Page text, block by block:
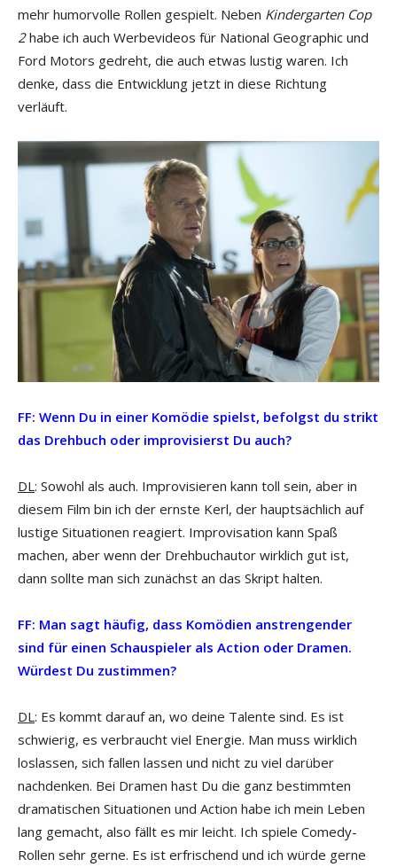
mehr humorvolle Rollen gespielt. Neben Kindergarten Cop
2habe ich auch Werbevideos für National Geographic und
Ford Motors gedreht, die auch etwas lustig waren. Ich
denke, dass die Entwicklung jetzt in diese Richtung
verläuft.
FF: Wenn Du in einer Komödie spielst, befolgst du strikt
das Drehbuch oder improvisierst Du auch?
DL : Sowohl als auch. Improvisieren kann toll sein, aber in
diesem Film bin ich der ernste Kerl, der hauptsächlich auf
lustige Situationen reagiert. Improvisation kann Spaß
machen, aber wenn der Drehbuchautor wirklich gut ist,
dann sollte man sich zunächst an das Skript halten.
FF: Man sagt häufig, dass Komödien anstrengender
sind für einen Schauspieler als Action oder Dramen.
Würdest Du zustimmen?
DL : Es kommt darauf an, wo deine Talente sind. Es ist
schwierig, es verbraucht viel Energie. Man muss wirklich
loslassen, sich fallen lassen und nicht zu viel darüber
nachdenken. Bei Dramen hast Du die ganz bestimmten
dramatischen Situationen und Action habe ich mein Leben
lang gemacht, also fällt es mir leicht. Ich spiele Comedy-
Rollen sehr gerne. Es ist erfrischend und ich würde gerne